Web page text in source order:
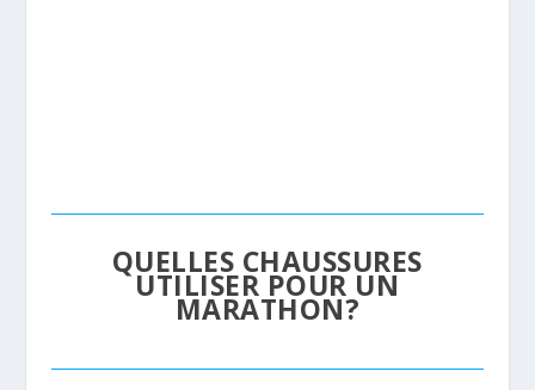
QUELLES CHAUSSURES
UTILISER POUR UN
MARATHON?